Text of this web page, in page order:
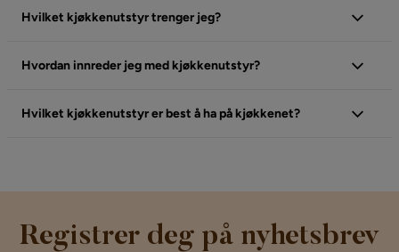
Hvilket kjøkkenutstyr trenger jeg?
Hvordan innreder jeg med kjøkkenutstyr?
Hvilket kjøkkenutstyr er best å ha på kjøkkenet?
Registrer deg på nyhetsbrev